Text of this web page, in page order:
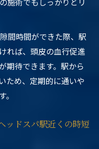
間時間ができた際、駅
れば、頭皮の血行促進
期待できます。駅から
ため、定期的に通いや
ッドスパ駅近くの時短